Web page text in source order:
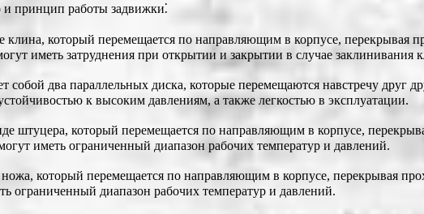
и принцип работы задвижки⁚
клина, который перемещается по направляющим в корпусе, перекрывая
иметь затруднения при открытии и закрытии в случае заклинивания
собой два параллельных диска, которые перемещаются навстречу друг
к высоким давлениям, а также легкостью в эксплуатации.
штуцера, который перемещается по направляющим в корпусе,
иметь ограниченный диапазон рабочих температур и давлений.
который перемещается по направляющим в корпусе, перекрывая
ограниченный диапазон рабочих температур и давлений.